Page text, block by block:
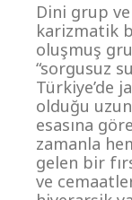
Dini grup
karizmatik
oluşmuş
“sorgusuz
Türkiye’de
olduğu
esasına
zamanla
gelen bir
ve